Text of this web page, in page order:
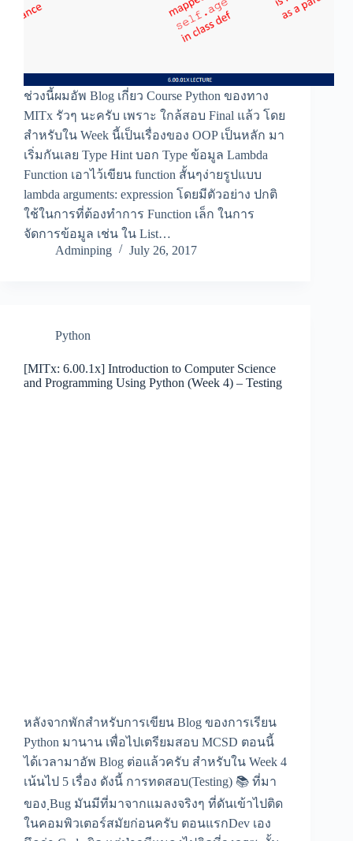
ช่วงนี้ผมอัพ Blog เกี่ยว Course Python ของทาง
MITx รัวๆ นะครับ เพราะ ใกล้สอบ Final แล้ว โดย
สำหรับใน Week นี้เป็นเรื่องของ OOP เป็นหลัก มา
เริ่มกันเลย Type Hint บอก Type ข้อมูล Lambda
Function เอาไว้เขียน function สั้นๆง่ายรูปแบบ
lambda arguments: expression โดยมีตัวอย่าง ปกติ
ใช้ในการที่ต้องทำการ Function เล็ก ในการ
จัดการข้อมูล เช่น ใน List…
Adminping
July 26, 2017
Python
[MITx: 6.00.1x] Introduction to Computer Science
and Programming Using Python (Week 4) – Testing
หลังจากพักสำหรับการเขียน Blog ของการเรียน
Python มานาน เพื่อไปเตรียมสอบ MCSD ตอนนี้
ได้เวลามาอัพ Blog ต่อแล้วครับ สำหรับใน Week 4
เน้นไป 5 เรื่อง ดังนี้ การทดสอบ(Testing) 📚 ที่มา
ของ ฺBug มันมีที่มาจากแมลงจริงๆ ที่ดันเข้าไปติด
ในคอมพิวเตอร์สมัยก่อนครับ ตอนแรกDev เอง